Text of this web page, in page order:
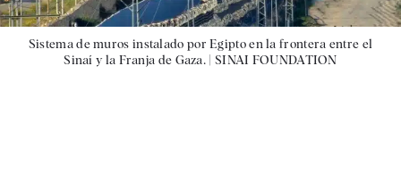
Sistema de muros instalado por Egipto en la frontera entre el
Sinaí y la Franja de Gaza. | SINAI FOUNDATION